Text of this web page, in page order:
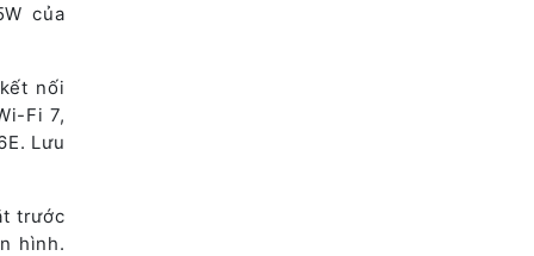
của
nối
Fi 7,
Lưu
trước
hình.